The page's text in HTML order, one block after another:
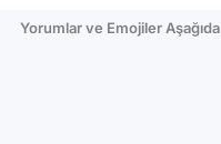
Yorumlar ve Emojiler Aşağıda